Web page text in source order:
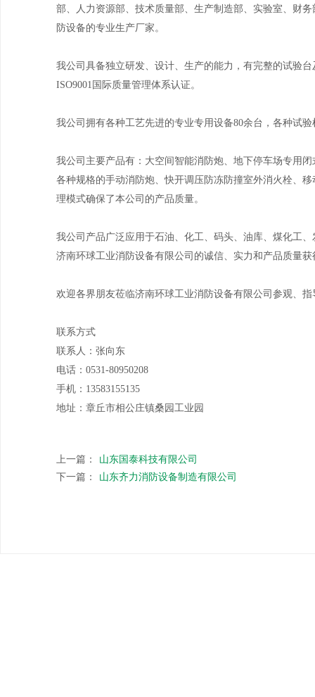
部、人力资源部、技术质量部、生产制造部、实验室、财
防设备的专业生产厂家。
我公司具备独立研发、设计、生产的能力，有完整的试验
ISO9001国际质量管理体系认证。
我公司拥有各种工艺先进的专业专用设备80余台，各种试
我公司主要产品有：大空间智能消防炮、地下停车场专用
各种规格的手动消防炮、快开调压防冻防撞室外消火栓、
理模式确保了本公司的产品质量。
我公司产品广泛应用于石油、化工、码头、油库、煤化工
济南环球工业消防设备有限公司的诚信、实力和产品质量
欢迎各界朋友莅临济南环球工业消防设备有限公司参观、
联系方式
联系人：张向东
电话：0531-80950208
手机：13583155135
地址：章丘市相公庄镇桑园工业园
上一篇：
山东国泰科技有限公司
下一篇：
山东齐力消防设备制造有限公司